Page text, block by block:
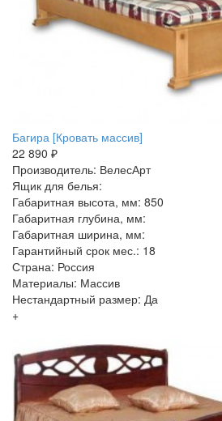
Багира [Кровать массив]
22 890 ₽
Производитель: ВелесАрт
Ящик для белья:
Габаритная высота, мм: 850
Габаритная глубина, мм:
Габаритная ширина, мм:
Гарантийный срок мес.: 18
Страна: Россия
Материалы: Массив
Нестандартный размер: Да
+